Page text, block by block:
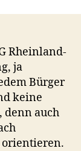
Rheinland-
ja
Bürger
keine
denn auch
orientieren.